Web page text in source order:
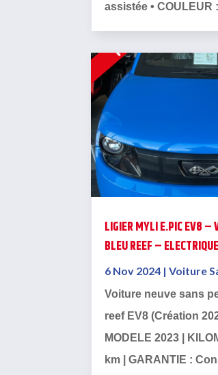
assistée • COULEUR
LIGIER MYLI E.PIC EV8 –
BLEU REEF –
6 Nov 2024 |Voiture
Voiture neuve sans
reef EV8 (Création
MODELE 2023 |
km | GARANTIE :